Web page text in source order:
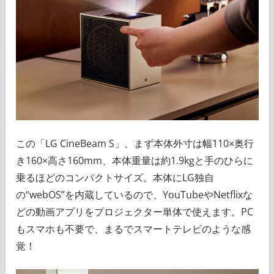
この「LG CineBeam S」、まず本体外寸は幅110×奥行
き160×高さ160mm、本体重量は約1.9kgと手のひらに
乗るほどのコンパクトサイズ。本体にLG独自
の“webOS”を内蔵しているので、YouTubeやNetflixな
どの動画アプリをプロジェクター単体で使えます。PC
もスマホも不要で、まるでスマートテレビのような感
覚！